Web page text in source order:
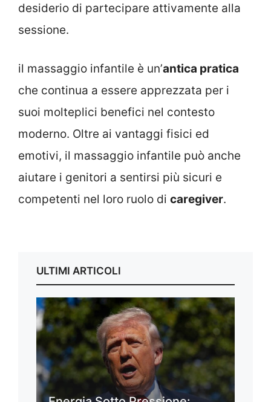
desiderio di partecipare attivamente alla
sessione.
il massaggio infantile è un’antica pratica
che continua a essere apprezzata per i
suoi molteplici benefici nel contesto
moderno. Oltre ai vantaggi fisici ed
emotivi, il massaggio infantile può anche
aiutare i genitori a sentirsi più sicuri e
competenti nel loro ruolo di caregiver.
ULTIMI ARTICOLI